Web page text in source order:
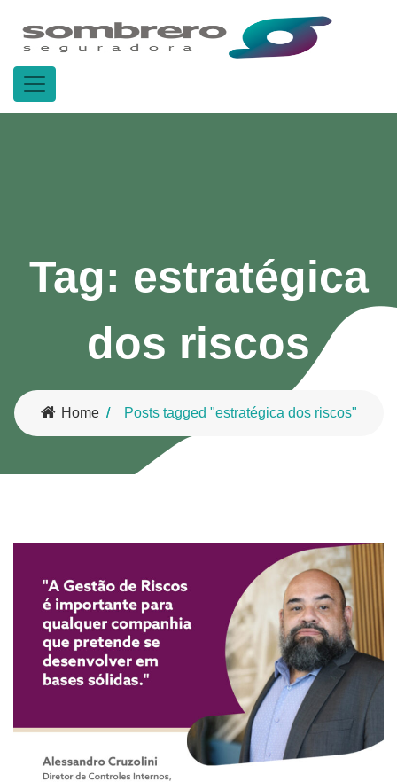
Tag: estratégica
dos riscos
Home Posts tagged "estratégica dos riscos"